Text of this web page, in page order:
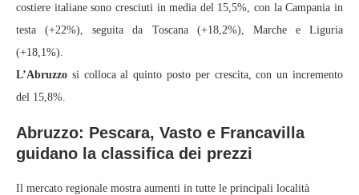
costiere italiane sono cresciuti in media del 15,5%, con la Campania in
testa (+22%), seguita da Toscana (+18,2%), Marche e Liguria
(+18,1%).
L’Abruzzo si colloca al quinto posto per crescita, con un incremento
del 15,8%.
Abruzzo: Pescara, Vasto e Francavilla
guidano la classifica dei prezzi
Il mercato regionale mostra aumenti in tutte le principali località